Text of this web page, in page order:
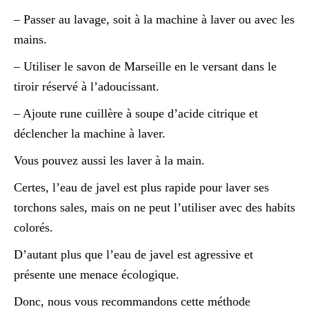
– Passer au lavage, soit à la machine à laver ou avec les
mains.
– Utiliser le savon de Marseille en le versant dans le
tiroir réservé à l’adoucissant.
– Ajoute rune cuillère à soupe d’acide citrique et
déclencher la machine à laver.
Vous pouvez aussi les laver à la main.
Certes, l’eau de javel est plus rapide pour laver ses
torchons sales, mais on ne peut l’utiliser avec des habits
colorés.
D’autant plus que l’eau de javel est agressive et
présente une menace écologique.
Donc, nous vous recommandons cette méthode